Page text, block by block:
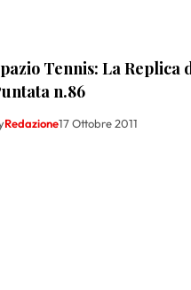
Tennis: La Replica
n.86
Redazione17 Ottobre 2011